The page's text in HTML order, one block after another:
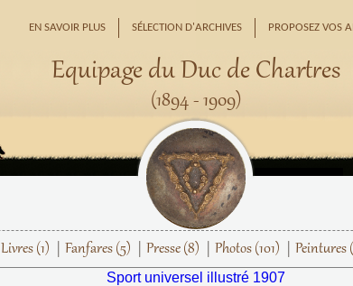
EN SAVOIR PLUS SÉLECTION D'ARCHIVES PROPOSEZ VOS
Equipage du Duc de Chartres
(1894 - 1909)
Livres (1) Fanfares (5) Presse (8) Photos (101) Peintures
Sport universel illustré 1907